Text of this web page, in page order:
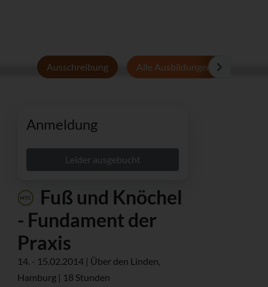
Ausschreibung Alle Ausbildungen
Anmeldung
Leider ausgebucht
Fuß und Knöchel
- Fundament der
Praxis
14. - 15.02.2014 | Über den Linden,
Hamburg | 18 Stunden